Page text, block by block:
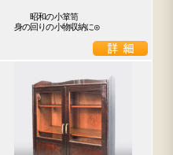
昭和の小箪笥
身の回りの小物収納に◎